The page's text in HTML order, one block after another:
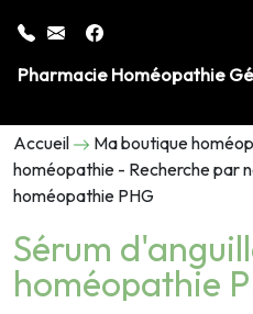
Pharmacie Homéopathie
Accueil Ma boutique
homéopathie - Recherche par
homéopathie PHG
Sérum
homéopathie